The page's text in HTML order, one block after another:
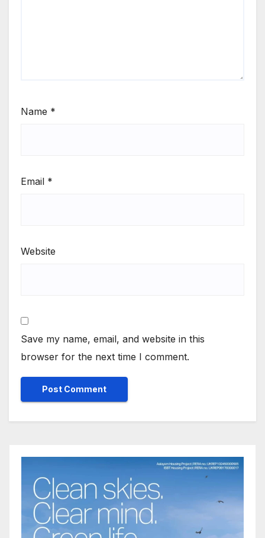
Name *
Email *
Website
Save my name, email, and website in this
browser for the next time I comment.